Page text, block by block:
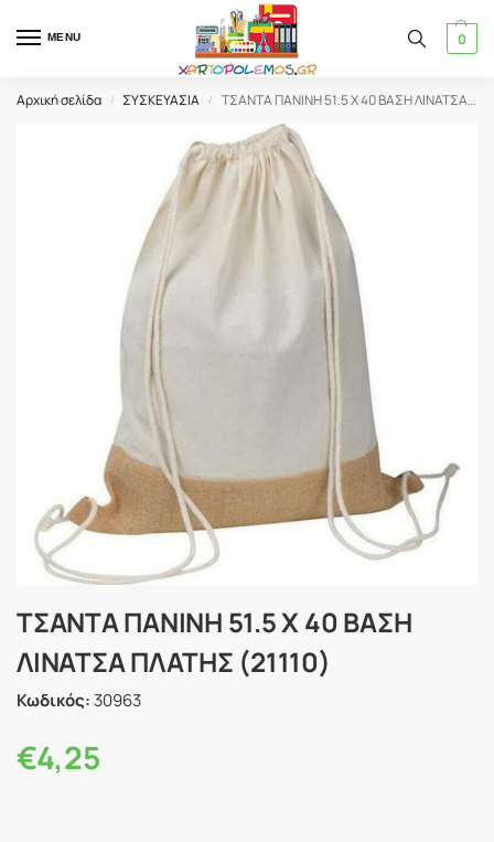
MENU 0
Αρχική σελίδα / ΣΥΣΚΕΥΑΣΙΑ / ΤΣΑΝΤΑ ΠΑΝΙΝΗ 51.5 Χ 40 ΒΑΣΗ ΛΙΝΑΤΣΑ ΠΛΑΤΗΣ (21110)
ΤΣΑΝΤΑ ΠΑΝΙΝΗ 51.5 Χ 40 ΒΑΣΗ
ΛΙΝΑΤΣΑ ΠΛΑΤΗΣ (21110)
Κωδικός: 30963
€4,25